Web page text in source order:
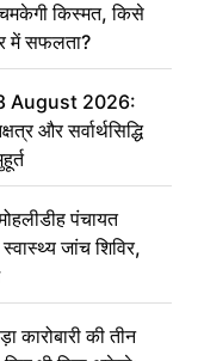
चमकेगी किस्मत, किसे
में सफलता?
August 2026:
और सर्वार्थसिद्धि
पंचायत
जांच शिविर,
की तीन